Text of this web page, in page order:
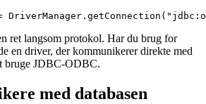
ret langsom protokol. Har du brug for
en driver, der kommunikerer direkte med
bruge JDBC-ODBC.
med databasen